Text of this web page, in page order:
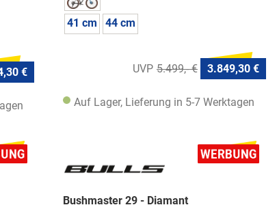
€
41 cm 44 cm
5.499,- € 3.849,30 €
Auf Lager, Lieferung in 5-7 Werktagen
Bushmaster 29 - Diamant